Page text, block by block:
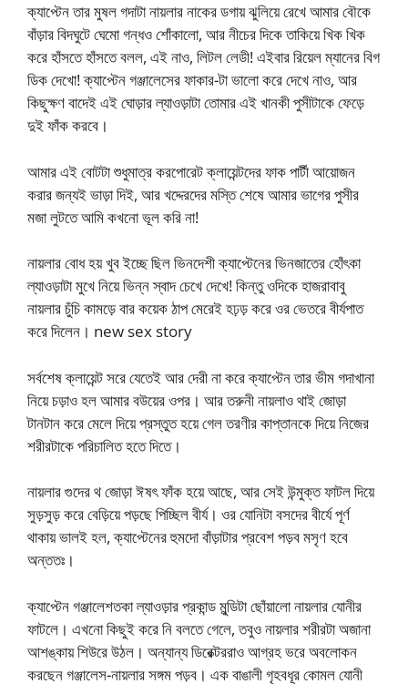
ক্যাপ্টেন তার মুষল গদাটা নায়লার নাকের ডগায় ঝুলিয়ে রেখে আমার বৌকে
বাঁড়ার বিদঘুটে ঘেমো গন্ধও শোঁকালো, আর নীচের দিকে তাকিয়ে খিক খিক
করে হাঁসতে হাঁসতে বলল, এই নাও, লিটল লেডী! এইবার রিয়েল ম্যানের বিগ
ডিক দেখো! ক্যাপ্টেন গঞ্জালেসের ফাকার-টা ভালো করে দেখে নাও, আর
কিছুক্ষণ বাদেই এই ঘোড়ার ল্যাওড়াটা তোমার এই খানকী পুসীটাকে ফেড়ে
দুই ফাঁক করবে।
আমার এই বোটটা শুধুমাত্র করপোরেট ক্লায়েন্টদের ফাক পার্টী আয়োজন
করার জন্যই ভাড়া দিই, আর খদ্দেরদের মস্তি শেষে আমার ভাগের পুসীর
মজা লুটতে আমি কখনো ভূল করি না!
নায়লার বোধ হয় খুব ইচ্ছে ছিল ভিনদেশী ক্যাপ্টেনের ভিনজাতের হোঁৎকা
ল্যাওড়াটা মুখে নিয়ে ভিন্ন স্বাদ চেখে দেখে! কিন্তু ওদিকে হাজরাবাবু
নায়লার চুঁচি কামড়ে বার কয়েক ঠাপ মেরেই হঢ়ড় করে ওর ভেতরে বীর্যপাত
করে দিলেন। new sex story
সর্বশেষ ক্লায়েন্ট সরে যেতেই আর দেরী না করে ক্যাপ্টেন তার ভীম গদাখানা
নিয়ে চড়াও হল আমার বউয়ের ওপর। আর তরুনী নায়লাও থাই জোড়া
টানটান করে মেলে দিয়ে প্রস্তুত হয়ে গেল তরণীর কাপ্তানকে দিয়ে নিজের
শরীরটাকে পরিচালিত হতে দিতে।
নায়লার গুদের থ জোড়া ঈষৎ ফাঁক হয়ে আছে, আর সেই উন্মুক্ত ফাটল দিয়ে
সুড়সুড় করে বেড়িয়ে পড়ছে পিচ্ছিল বীর্য। ওর যোনিটা বসদের বীর্যে পূর্ণ
থাকায় ভালই হল, ক্যাপ্টেনের হুমদো বাঁড়াটার প্রবেশ পড়ব মসৃণ হবে
অন্ততঃ।
ক্যাপ্টেন গঞ্জালেশতকা ল্যাওড়ার প্রকান্ড মুন্ডিটা ছোঁয়ালো নায়লার যোনীর
ফাটলে। এখনো কিছুই করে নি বলতে গেলে, তবুও নায়লার শরীরটা অজানা
আশঙ্কায় শিউরে উঠল। অন্যান্য ডিরেক্টররাও আগ্রহ ভরে অবলোকন
করছেন গঞ্জালেস-নায়লার সঙ্গম পড়ব। এক বাঙালী গৃহবধূর কোমল যোনী